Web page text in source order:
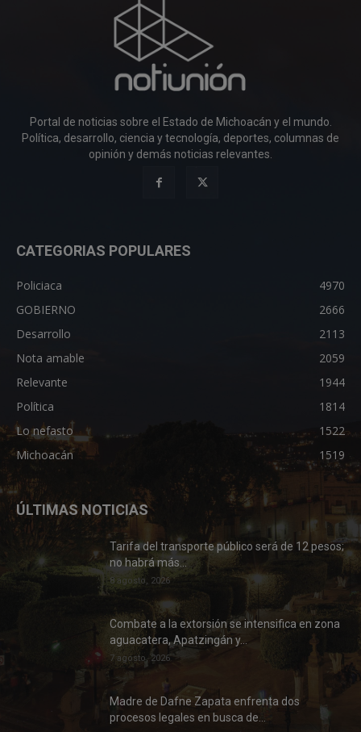
Portal de noticias sobre el Estado de Michoacán y el mundo.
Política, desarrollo, ciencia y tecnología, deportes, columnas de
opinión y demás noticias relevantes.
CATEGORIAS POPULARES
Policiaca
4970
GOBIERNO
2666
Desarrollo
2113
Nota amable
2059
Relevante
1944
Política
1814
Lo nefasto
1522
Michoacán
1519
ÚLTIMAS NOTICIAS
Tarifa del transporte público será de 12 pesos;
no habrá más...
8 agosto, 2026
Combate a la extorsión se intensifica en zona
aguacatera, Apatzingán y...
7 agosto, 2026
Madre de Dafne Zapata enfrenta dos
procesos legales en busca de...